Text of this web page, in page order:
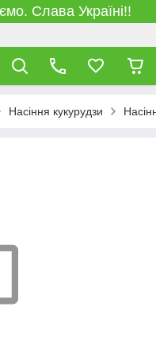
Слава Україні!!
Насіння кукурудзи